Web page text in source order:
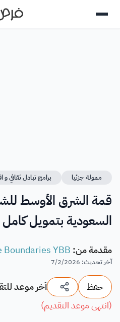
ممولة جزئيا برامج تبادل ثقافي و
السعودية بتمويل كامل
مقدمة من:
Boundaries YBB
آخر تحديث:
7/2/2026
حفظ آخر موعد
(انتهى موعد التقديم)